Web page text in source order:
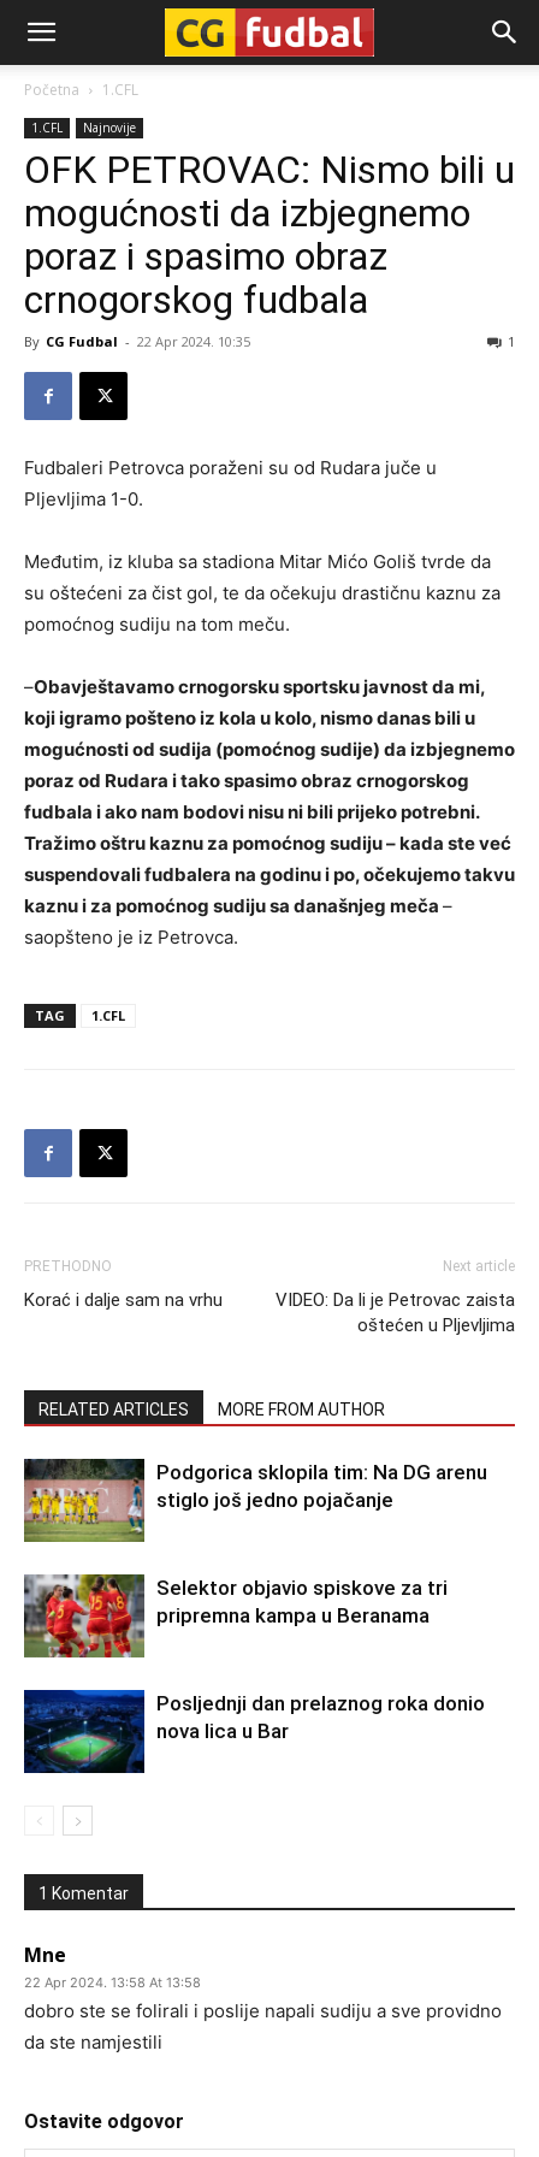
CG-
Fudbal
Početna 1.CFL
1.CFL Najnovije
OFK PETROVAC: Nismo bili u
mogućnosti da izbjegnemo
poraz i spasimo obraz
crnogorskog fudbala
By CG Fudbal - 22 Apr 2024. 10:35 1
Fudbaleri Petrovca poraženi su od Rudara juče u
Pljevljima 1-0.
Međutim, iz kluba sa stadiona Mitar Mićo Goliš tvrde da
su oštećeni za čist gol, te da očekuju drastičnu kaznu za
pomoćnog sudiju na tom meču.
–Obavještavamo crnogorsku sportsku javnost da mi,
koji igramo pošteno iz kola u kolo, nismo danas bili u
mogućnosti od sudija (pomoćnog sudije) da izbjegnemo
poraz od Rudara i tako spasimo obraz crnogorskog
fudbala i ako nam bodovi nisu ni bili prijeko potrebni.
Tražimo oštru kaznu za pomoćnog sudiju – kada ste već
suspendovali fudbalera na godinu i po, očekujemo takvu
kaznu i za pomoćnog sudiju sa današnjeg meča –
saopšteno je iz Petrovca.
TAG 1.CFL
PRETHODNO
Korać i dalje sam na vrhu
Next article
VIDEO: Da li je Petrovac zaista
oštećen u Pljevljima
RELATED ARTICLES MORE FROM AUTHOR
Podgorica sklopila tim: Na DG arenu
stiglo još jedno pojačanje
Selektor objavio spiskove za tri
pripremna kampa u Beranama
Posljednji dan prelaznog roka donio
nova lica u Bar
1 Komentar
Mne
22 Apr 2024. 13:58 At 13:58
dobro ste se folirali i poslije napali sudiju a sve providno
da ste namjestili
Ostavite odgovor